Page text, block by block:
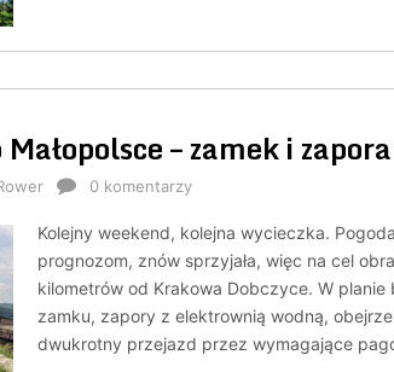
– zamek i
0 komentarzy
Kolejny weekend, kolejna wycieczka.
prognozom, znów sprzyjała, więc na cel
kilometrów od Krakowa Dobczyce. W planie
zamku, zapory z elektrownią wodną,
dwukrotny przejazd przez wymagające